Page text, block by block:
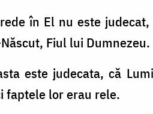
în El nu este
Fiul lui Dumnezeu.
este judecata, că
faptele lor erau rele.